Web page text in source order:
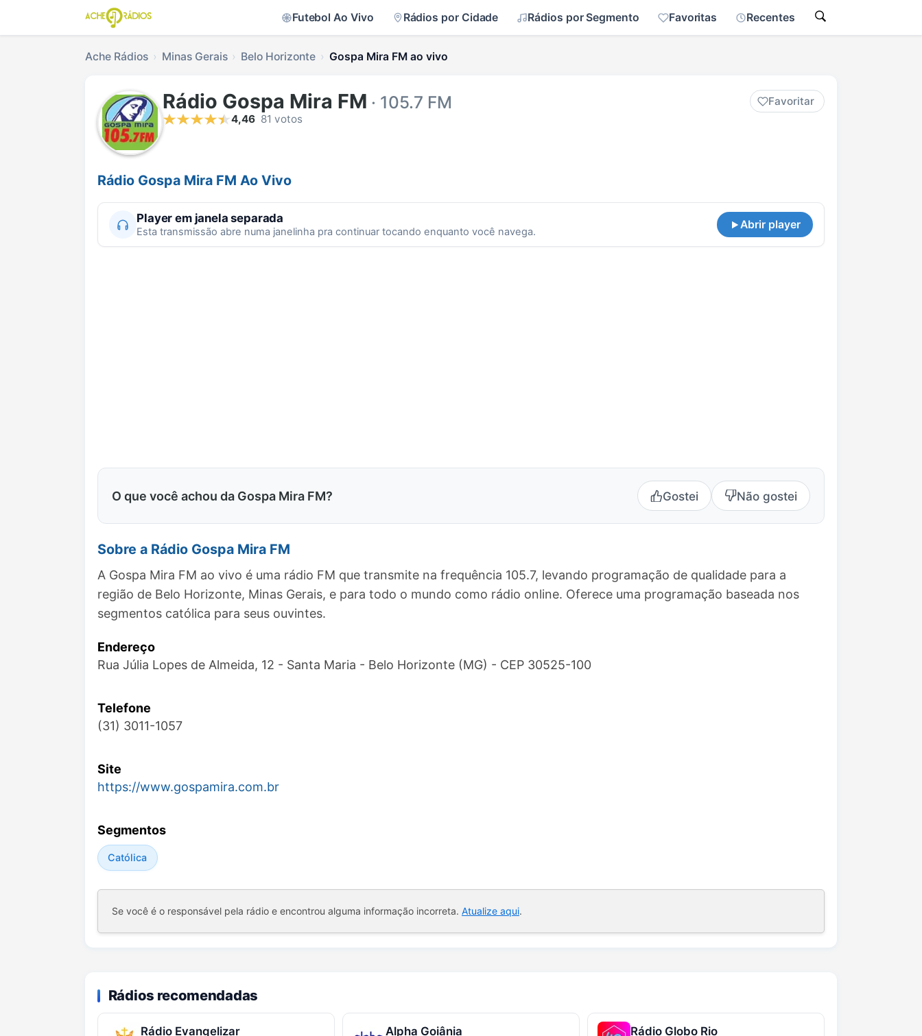
Futebol Ao Vivo Rádios por Cidade Rádios por Segmento Favoritas Recentes
Ache Rádios Minas Gerais Belo Horizonte Gospa Mira FM ao vivo
Rádio Gospa Mira FM · 105.7 FM
Favoritar
4,46 81 votos
Rádio Gospa Mira FM Ao Vivo
Player em janela separada
Esta transmissão abre numa janelinha pra continuar tocando enquanto você navega.
Abrir player
O que você achou da Gospa Mira FM? Gostei Não gostei
Sobre a Rádio Gospa Mira FM
A Gospa Mira FM ao vivo é uma rádio FM que transmite na frequência 105.7, levando programação de qualidade para a
região de Belo Horizonte, Minas Gerais, e para todo o mundo como rádio online. Oferece uma programação baseada nos
segmentos católica para seus ouvintes.
Endereço
Rua Júlia Lopes de Almeida, 12 - Santa Maria - Belo Horizonte (MG) - CEP 30525-100
Telefone
(31) 3011-1057
Site
https://www.gospamira.com.br
Segmentos
Católica
Se você é o responsável pela rádio e encontrou alguma informação incorreta. Atualize aqui.
Rádios recomendadas
Rádio Evangelizar Alpha Goiânia Rádio Globo Rio